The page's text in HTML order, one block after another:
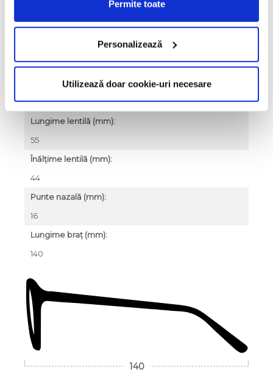
Permite toate
Personalizează
Utilizează doar cookie-uri necesare
vedere
acetat
Formă ramă:
cat eye
Lungime lentilă (mm):
55
Înălțime lentilă (mm):
44
Punte nazală (mm):
16
Lungime braț (mm):
140
140